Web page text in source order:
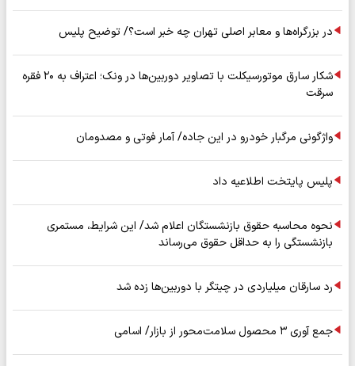
در بزرگراه‌ها و معابر اصلی تهران چه خبر است؟/ توضیح پلیس
شکار سارق موتورسیکلت با تصاویر دوربین‌ها در ونک؛ اعتراف به ۲۰ فقره
سرقت
واژگونی مرگبار خودرو در این جاده/ آمار فوتی و مصدومان
پلیس پایتخت اطلاعیه داد
نحوه محاسبه حقوق بازنشستگان اعلام شد/ این شرایط، مستمری
بازنشستگی را به حداقل حقوق می‌رساند
رد سارقان میلیاردی در چیتگر با دوربین‌ها زده شد
جمع آوری ۳ محصول سلامت‌محور از بازار/ اسامی